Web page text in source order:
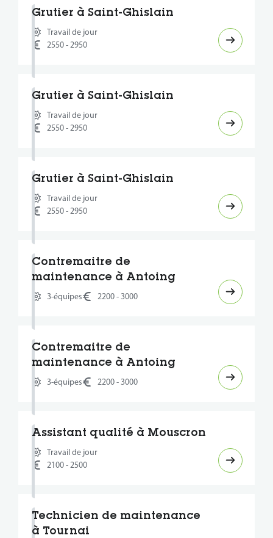
Grutier à Saint-Ghislain
Travail de jour
2550 - 2950
Grutier à Saint-Ghislain
Travail de jour
2550 - 2950
Grutier à Saint-Ghislain
Travail de jour
2550 - 2950
Contremaitre de
maintenance à Antoing
3-équipes 2200 - 3000
Contremaitre de
maintenance à Antoing
3-équipes 2200 - 3000
Assistant qualité à Mouscron
Travail de jour
2100 - 2500
Technicien de maintenance
à Tournai